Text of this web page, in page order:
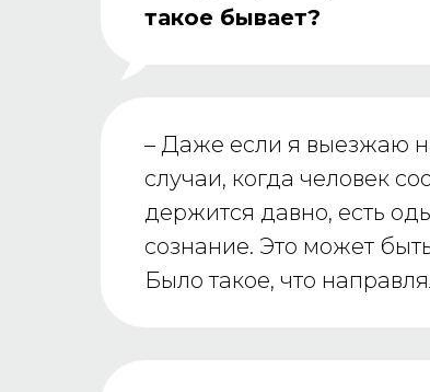
такое бывает?
– Даже если я выезжаю
случаи, когда человек
держится давно, есть
сознание. Это может
Было такое, что